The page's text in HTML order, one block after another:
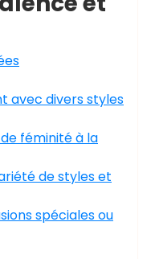
avec divers styles
féminité à la
de styles et
spéciales ou